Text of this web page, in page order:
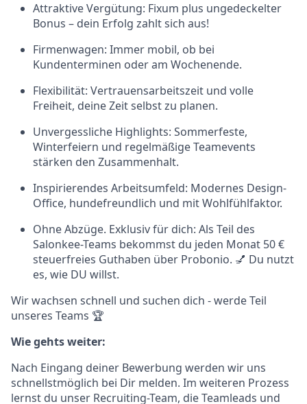
Attraktive Vergütung: Fixum plus ungedeckelter
Bonus – dein Erfolg zahlt sich aus!
Firmenwagen: Immer mobil, ob bei
Kundenterminen oder am Wochenende.
Flexibilität: Vertrauensarbeitszeit und volle
Freiheit, deine Zeit selbst zu planen.
Unvergessliche Highlights: Sommerfeste,
Winterfeiern und regelmäßige Teamevents
stärken den Zusammenhalt.
Inspirierendes Arbeitsumfeld: Modernes Design-
Office, hundefreundlich und mit Wohlfühlfaktor.
Ohne Abzüge. Exklusiv für dich: Als Teil des
Salonkee-Teams bekommst du jeden Monat 50 €
steuerfreies Guthaben über Probonio. 💅 Du nutzt
es, wie DU willst.
Wir wachsen schnell und suchen dich - werde Teil
unseres Teams 🏆
Wie gehts weiter:
Nach Eingang deiner Bewerbung werden wir uns
schnellstmöglich bei Dir melden. Im weiteren Prozess
lernst du unser Recruiting-Team, die Teamleads und